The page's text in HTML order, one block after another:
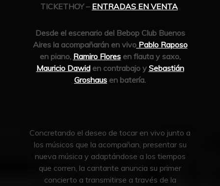
TICKETHOY – ENTRADAS EN VENTA
Desde el escenario del Bebop Club Buenos
Aires la acompañarán en vivoPablo Raposo
en piano, Ramiro Floresen flauta y saxo,
Mauricio Dawiden contrabajo y Sebastián
Groshaus en batería.
Concretando el deseo de tocar en vivo junto a
los músicos que la acompañan, presentar su
nueva música y adaptándose a los tiempos
que corren, la cantante anuncia su primer
concierto a transmitirse a través de la